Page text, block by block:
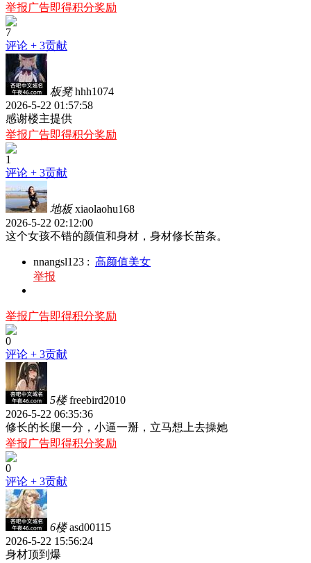
举报广告即得积分奖励
7
评论 + 3贡献
板凳 hhh1074
2026-5-22 01:57:58
感谢楼主提供
举报广告即得积分奖励
1
评论 + 3贡献
地板 xiaolaohu168
2026-5-22 02:12:00
这个女孩不错的颜值和身材，身材修长苗条。
nnangsl123 : 高颜值美女
举报
举报广告即得积分奖励
0
评论 + 3贡献
5楼 freebird2010
2026-5-22 06:35:36
修长的长腿一分，小逼一掰，立马想上去操她
举报广告即得积分奖励
0
评论 + 3贡献
6楼 asd00115
2026-5-22 15:56:24
身材顶到爆